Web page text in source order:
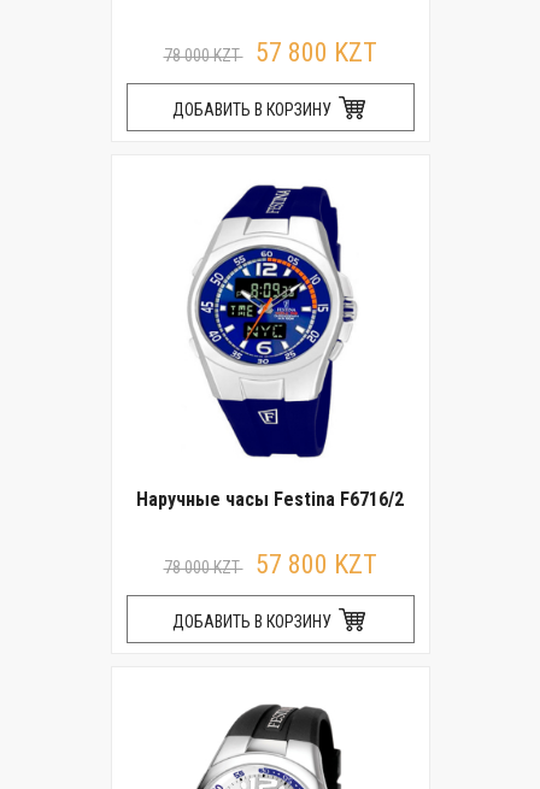
78 000 KZT 57 800 KZT
ДОБАВИТЬ В КОРЗИНУ
Наручные часы Festina F6716/2
78 000 KZT 57 800 KZT
ДОБАВИТЬ В КОРЗИНУ